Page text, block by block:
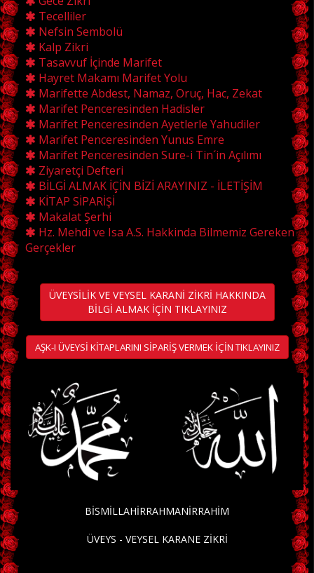
Tecelliler
Nefsin Sembolü
Kalp Zikri
Tasavvuf İçinde Marifet
Hayret Makamı Marifet Yolu
Marifette Abdest, Namaz, Oruç, Hac, Zekat
Marifet Penceresinden Hadisler
Marifet Penceresinden Ayetlerle Yahudiler
Marifet Penceresinden Yunus Emre
Marifet Penceresinden Sure-i Tin´in Açılımı
Ziyaretçi Defteri
BİLGİ ALMAK İÇİN BİZİ ARAYINIZ - İLETİŞİM
KİTAP SİPARİŞİ
Makalat Şerhi
Hz. Mehdi ve Isa A.S. Hakkinda Bilmemiz Gereken
Gerçekler
ÜVEYSİLİK VE VEYSEL KARANİ ZİKRİ HAKKINDA
BİLGİ ALMAK İÇİN TIKLAYINIZ
AŞK-I ÜVEYSİ KİTAPLARINI SİPARİŞ VERMEK İÇİN TIKLAYINIZ
BİSMİLLAHİRRAHMANİRRAHİM
ÜVEYS - VEYSEL KARANE ZİKRİ